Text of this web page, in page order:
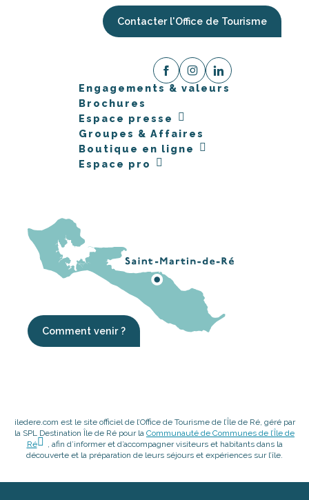
Contacter l'Office de Tourisme
Engagements & valeurs
Brochures
Espace presse
Groupes & Affaires
Boutique en ligne
Espace pro
Comment venir ?
iledere.com est le site officiel de l’Office de Tourisme de l’Île de Ré, géré par
la SPL Destination Île de Ré pour la Communauté de Communes de l’Île de
Ré
, afin d’informer et d’accompagner visiteurs et habitants dans la
découverte et la préparation de leurs séjours et expériences sur l’île.